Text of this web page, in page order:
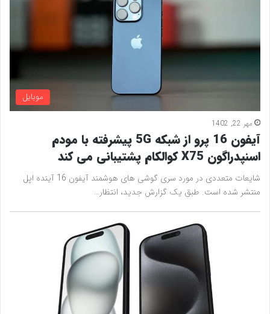
موبایل
مهر 22, 1402
آیفون 16 پرو از شبکه 5G پیشرفته با مودم
اسنپدراگون X75 کوالکام پشتیبانی می کند
شایعات متعددی در مورد سری گوشی های هوشمند آیفون 16 آینده اپل
منتشر شده است. طبق یک گزارش جدید، انتظار…